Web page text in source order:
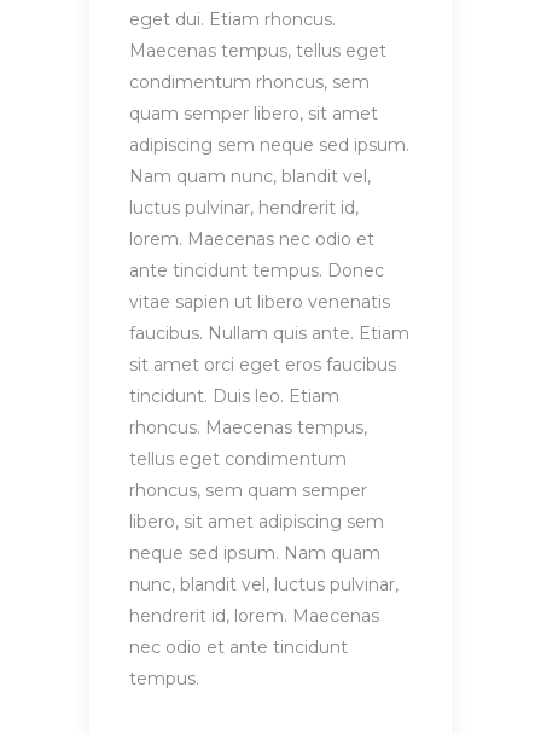
eget dui. Etiam rhoncus.
Maecenas tempus, tellus eget
condimentum rhoncus, sem
quam semper libero, sit amet
adipiscing sem neque sed ipsum.
Nam quam nunc, blandit vel,
luctus pulvinar, hendrerit id,
lorem. Maecenas nec odio et
ante tincidunt tempus. Donec
vitae sapien ut libero venenatis
faucibus. Nullam quis ante. Etiam
sit amet orci eget eros faucibus
tincidunt. Duis leo. Etiam
rhoncus. Maecenas tempus,
tellus eget condimentum
rhoncus, sem quam semper
libero, sit amet adipiscing sem
neque sed ipsum. Nam quam
nunc, blandit vel, luctus pulvinar,
hendrerit id, lorem. Maecenas
nec odio et ante tincidunt
tempus.